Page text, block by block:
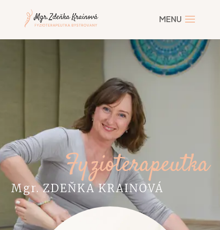
Fyzioterapeutka
Mgr. ZDEŇKA KRAINOVÁ